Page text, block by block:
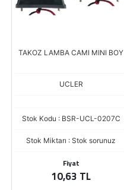
TAKOZ LAMBA CAMI MINI BOY
UCLER
Stok Kodu : BSR-UCL-0207C
Stok Miktarı : Stok sorunuz
Fiyat
10,63 TL